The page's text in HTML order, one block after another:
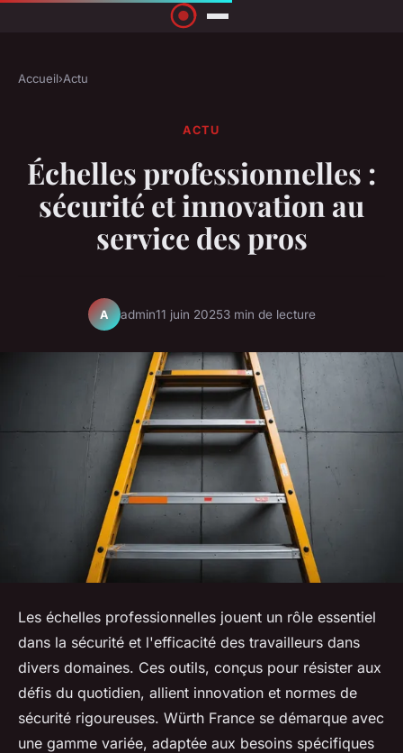
Accueil›Actu
ACTU
Échelles professionnelles :
sécurité et innovation au
service des pros
A admin11 juin 20253 min de lecture
Les échelles professionnelles jouent un rôle essentiel
dans la sécurité et l'efficacité des travailleurs dans
divers domaines. Ces outils, conçus pour résister aux
défis du quotidien, allient innovation et normes de
sécurité rigoureuses. Würth France se démarque avec
une gamme variée, adaptée aux besoins spécifiques